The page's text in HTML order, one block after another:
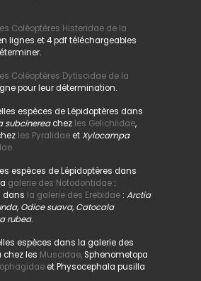
Coléoptères Histeridae de la
lignes et 4 pdf téléchargeables
Coléoptères Dytiscidae de la
pour leur détermination.
espèces de Lépidoptères dans
subcinereachez les Gelichiidae,
les PyralidaeetXylocampa
espèces de Lépidoptères dans
galerie des Notodontidae:
dans la galerie des Erebidae: Arctia
Odice suava, Catocala
rubea.
espèces dans la galerie des
chez les Muscidae,Sphenometopa
et Physocephala pusilla